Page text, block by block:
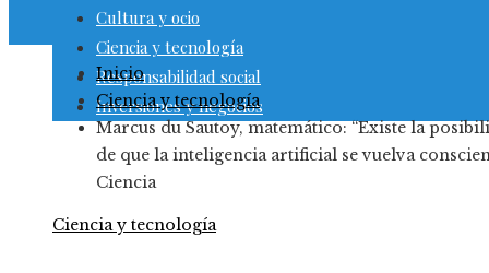
Cultura y ocio
Ciencia y tecnología
Responsabilidad social
Inversiones y negocios
Inicio
Ciencia y tecnología
Marcus du Sautoy, matemático: “Existe la
de que la inteligencia artificial se vuelva
Ciencia
Ciencia y tecnología